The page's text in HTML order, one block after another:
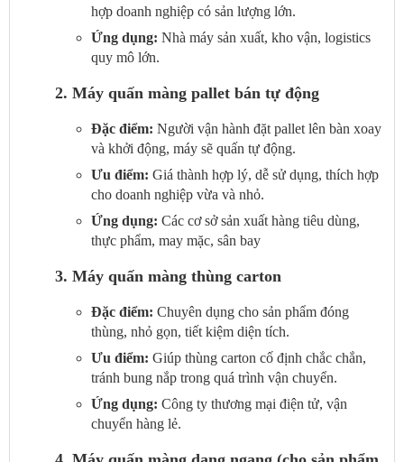
hợp doanh nghiệp có sản lượng lớn.
Ứng dụng: Nhà máy sản xuất, kho vận, logistics
quy mô lớn.
2. Máy quấn màng pallet bán tự động
Đặc điểm: Người vận hành đặt pallet lên bàn xoay
và khởi động, máy sẽ quấn tự động.
Ưu điểm: Giá thành hợp lý, dễ sử dụng, thích hợp
cho doanh nghiệp vừa và nhỏ.
Ứng dụng: Các cơ sở sản xuất hàng tiêu dùng,
thực phẩm, may mặc, sân bay
3. Máy quấn màng thùng carton
Đặc điểm: Chuyên dụng cho sản phẩm đóng
thùng, nhỏ gọn, tiết kiệm diện tích.
Ưu điểm: Giúp thùng carton cố định chắc chắn,
tránh bung nắp trong quá trình vận chuyển.
Ứng dụng: Công ty thương mại điện tử, vận
chuyển hàng lẻ.